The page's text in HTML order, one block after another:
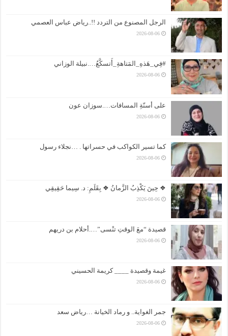
الرجل المصنوع من التردد !!..رياض عباس العصمي
2026-08-06
#فِي_هَذهِ_المَتاهةِ_أَتسكَّعُ….نبيلة الوزاني
2026-08-06
على أسنّةِ المسافات….سوزان عون
2026-08-06
كما تسير الكواكب في حسراتها . …نجلاء رسول
2026-08-06
❖ حِينَ يَكْذِبُ الزَّمانُ ❖ بِقَلَمِ: د. سِيما حَقِيقِي
2026-08-06
قصيدة “معَ الوقتِ تنْسى”….أحلام بن دريهم
2026-08-06
غيمة وقصيدة ____ كريمة الحسيني
2026-08-06
جمر الغواية.. و رماد الخيانة …رياض سعد
2026-08-06